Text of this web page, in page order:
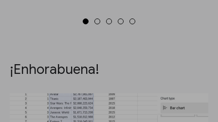
¡Enhorabuena!